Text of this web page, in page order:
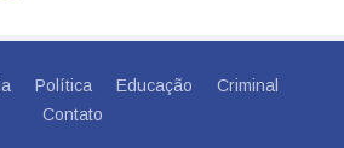
Política Educação
Criminal
Contato